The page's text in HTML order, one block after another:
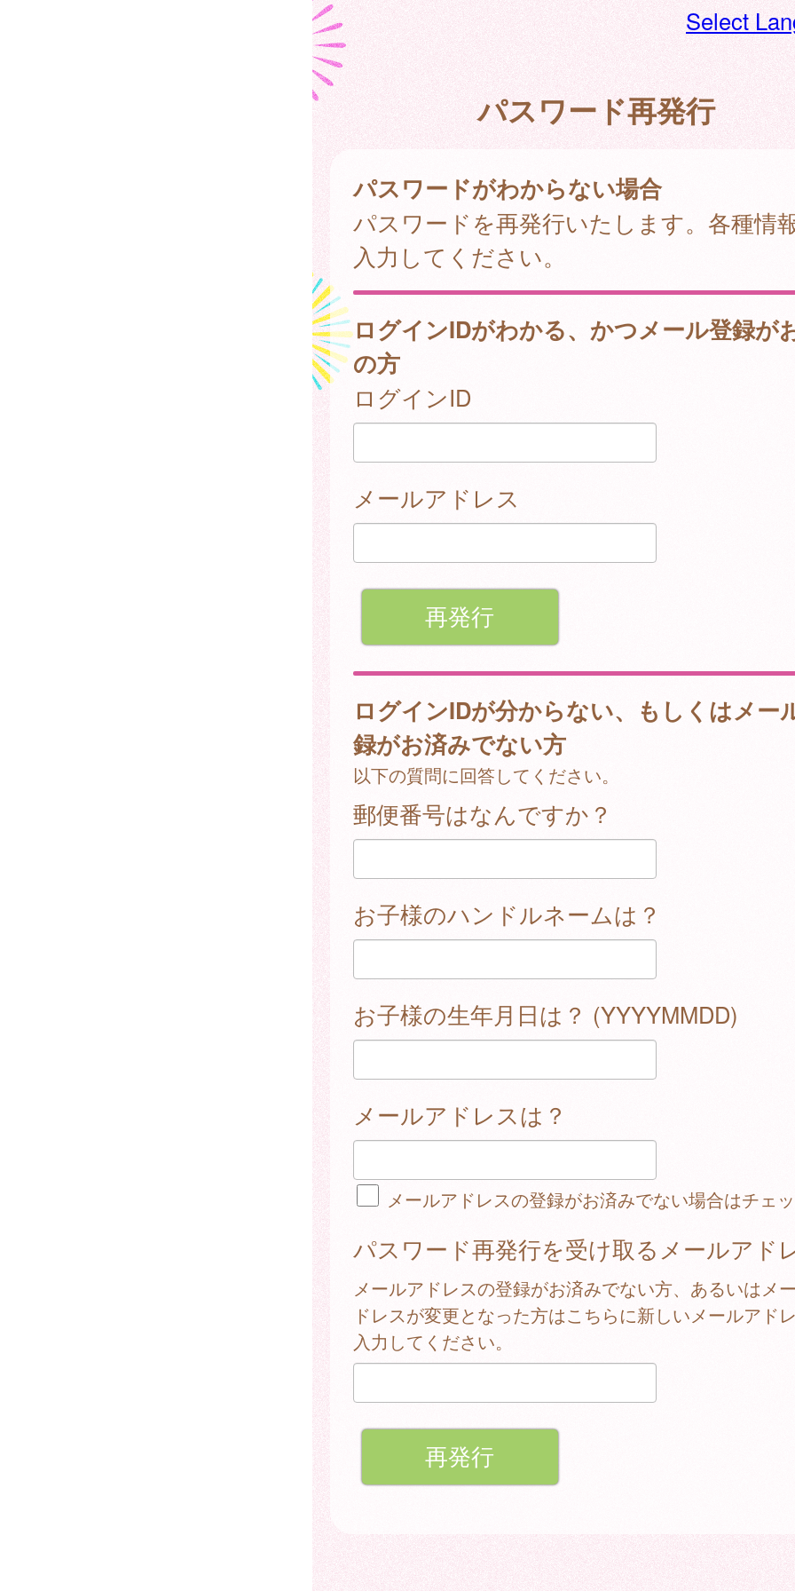
Select
パスワード再発行
パスワードがわからない場合
パスワードを再発行いたします。各種情
入力してください。
ログインIDがわかる、かつメール登録が
の方
ログインID
メールアドレス
ログインIDが分からない、もしくはメー
録がお済みでない方
以下の質問に回答してください。
郵便番号はなんですか？
お子様のハンドルネームは？
お子様の生年月日は？ (YYYYMMDD)
メールアドレスは？
メールアドレスの登録がお済みでない場合はチェ
パスワード再発行を受け取るメールアド
メールアドレスの登録がお済みでない方、あるいはメ
ドレスが変更となった方はこちらに新しいメールアド
入力してください。